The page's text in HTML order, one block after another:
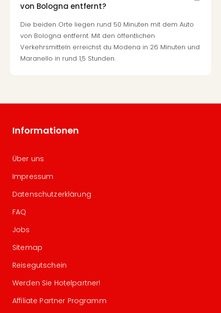
von Bologna entfernt?
Die beiden Orte liegen rund 50 Minuten mit dem Auto
von Bologna entfernt. Mit den öffentlichen
Verkehrsmitteln erreichst du Modena in 26 Minuten und
Maranello in rund 1,5 Stunden.
Informationen
Über uns
Impressum
Datenschutzerklärung
FAQ
Jobs
Sitemap
Reisegutschein
Werden Sie Hotelpartner!
Affiliate Partner Programm